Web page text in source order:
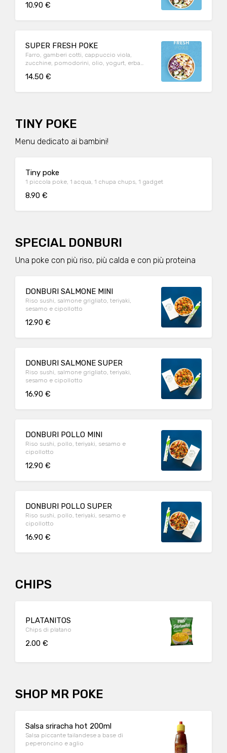
10.90 €
SUPER FRESH POKE
Farro, gamberi cotti, cappuccio viola,
zucchine, pomodorini, olio, yogurt, erba
14.50 €
TINY POKE
Menu dedicato ai bambini!
Tiny poke
1 piccola poke, 1 acqua, 1 chupa chups, 1 gadget
8.90 €
SPECIAL DONBURI
Una poke con più riso, più calda e con più proteina
DONBURI SALMONE MINI
Riso sushi, salmone grigliato, teriyaki,
sesamo e cipollotto
12.90 €
DONBURI SALMONE SUPER
Riso sushi, salmone grigliato, teriyaki,
sesamo e cipollotto
16.90 €
DONBURI POLLO MINI
Riso sushi, pollo, teriyaki, sesamo e
cipollotto
12.90 €
DONBURI POLLO SUPER
Riso sushi, pollo, teriyaki, sesamo e
cipollotto
16.90 €
CHIPS
PLATANITOS
Chips di platano
2.00 €
SHOP MR POKE
Salsa sriracha hot 200ml
Salsa piccante tailandese a base di
peperoncino e aglio